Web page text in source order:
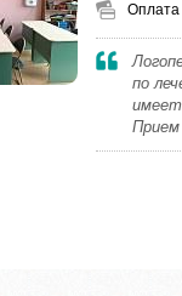
Оплата
по
имеет
Прием